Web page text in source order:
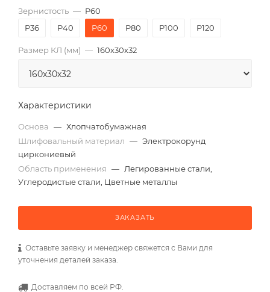
Зернистость — P60
P36
P40 P60 P80 P100 P120
Размер КЛ (мм) — 160x30x32
Характеристики
Основа — Хлопчатобумажная
Шлифовальный материал — Электрокорунд
циркониевый
Область применения — Легированные стали,
Углеродистые стали, Цветные металлы
ЗАКАЗАТЬ
Оставьте заявку и менеджер свяжется с Вами для
уточнения деталей заказа.
Доставляем по всей РФ.